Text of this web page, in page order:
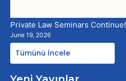
Private Law Seminars Continue!
June 19, 2026
Tümünü İncele